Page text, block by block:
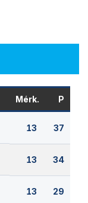
Mérk. P
13 37
13 34
13 29